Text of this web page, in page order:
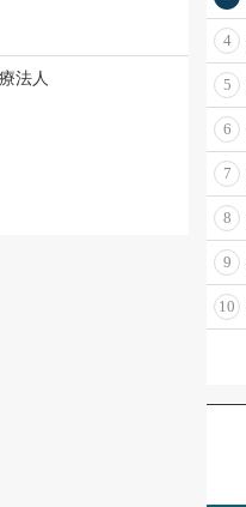
法人
4
5
6
7
8
9
10